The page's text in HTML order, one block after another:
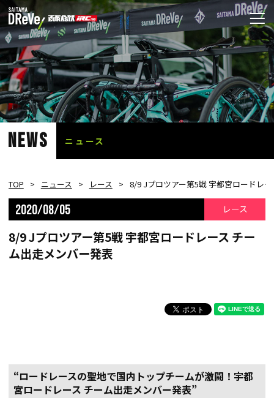
NEWS ニュース
TOP ニュース レース 8/9 Jプロツアー第5戦 宇都宮ロードレ
2020/08/05 レース
8/9 Jプロツアー第5戦 宇都宮ロードレース チー
ム出走メンバー発表
“ロードレースの聖地で国内トップチームが激闘！宇都
宮ロードレース チーム出走メンバー発表”